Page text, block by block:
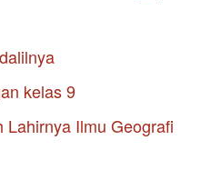
kelas 9
Lahirnya Ilmu Geografi